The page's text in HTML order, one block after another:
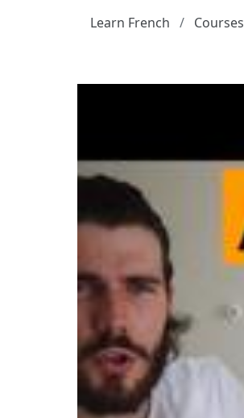
Learn French
Courses